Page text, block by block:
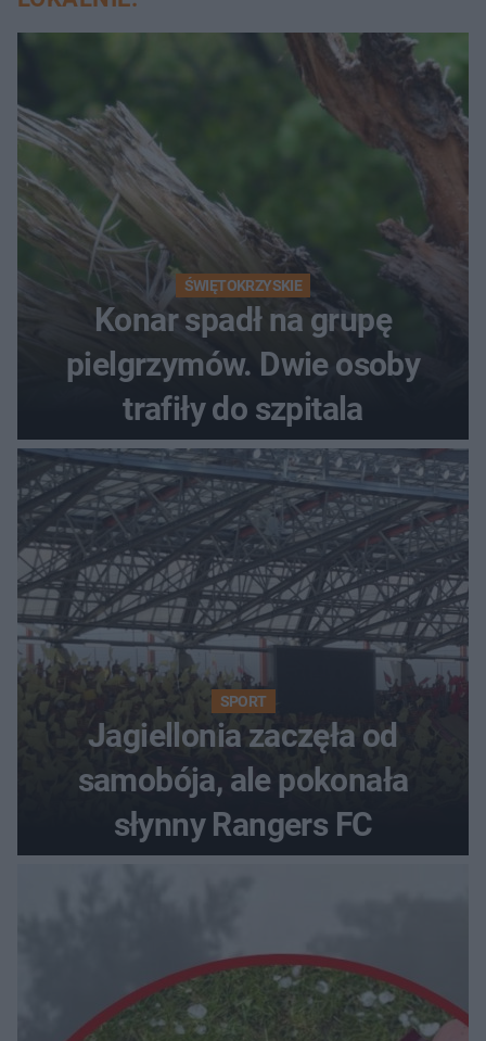
ŚWIĘTOKRZYSKIE
Konar spadł na grupę
pielgrzymów. Dwie osoby
trafiły do szpitala
SPORT
Jagiellonia zaczęła od
samobója, ale pokonała
słynny Rangers FC